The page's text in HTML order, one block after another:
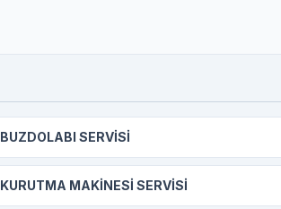
BUZDOLABI SERVISI
KURUTMA MAKINESI SERVISI